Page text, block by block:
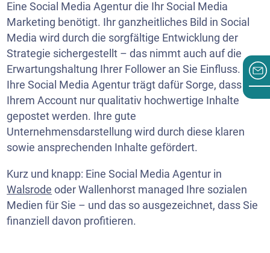
Eine Social Media Agentur die Ihr Social Media
Marketing benötigt. Ihr ganzheitliches Bild in Social
Media wird durch die sorgfältige Entwicklung der
Strategie sichergestellt – das nimmt auch auf die
Erwartungshaltung Ihrer Follower an Sie Einfluss.
Ihre Social Media Agentur trägt dafür Sorge, dass von
Ihrem Account nur qualitativ hochwertige Inhalte
gepostet werden. Ihre gute
Unternehmensdarstellung wird durch diese klaren
sowie ansprechenden Inhalte gefördert.
Kurz und knapp: Eine Social Media Agentur in
Walsrode oder Wallenhorst managed Ihre sozialen
Medien für Sie – und das so ausgezeichnet, dass Sie
finanziell davon profitieren.